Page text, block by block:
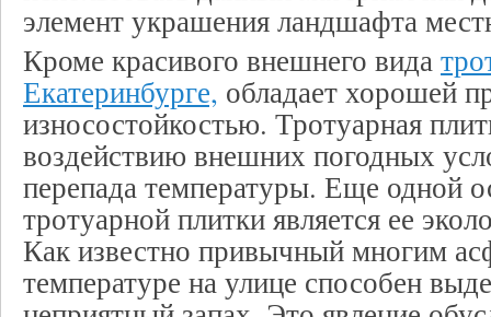
элемент украшения ландшафта
Кроме красивого внешнего вида
Екатеринбурге, обладает хорошей
износостойкостью. Тротуарная
воздействию внешних погодных
перепада температуры. Еще одной
тротуарной плитки является ее
Как известно привычный многим
температуре на улице способен